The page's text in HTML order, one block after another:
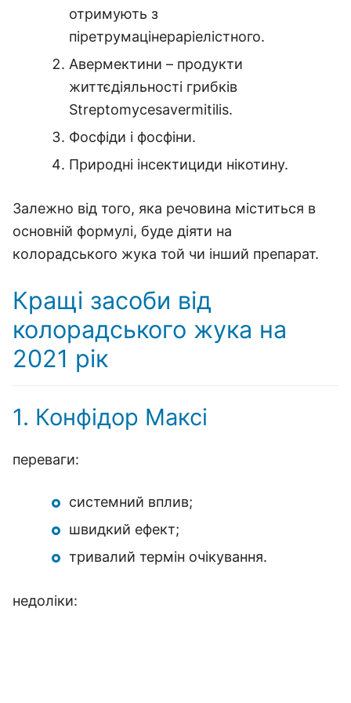
отримують з
піретрумацінераріелістного.
Авермектини – продукти
життєдіяльності грибків
Streptomycesavermitilis.
Фосфіди і фосфіни.
Природні інсектициди нікотину.
Залежно від того, яка речовина міститься в
основній формулі, буде діяти на
колорадського жука той чи інший препарат.
Кращі засоби від
колорадського жука на
2021 рік
1. Конфідор Максі
переваги:
системний вплив;
швидкий ефект;
тривалий термін очікування.
недоліки: